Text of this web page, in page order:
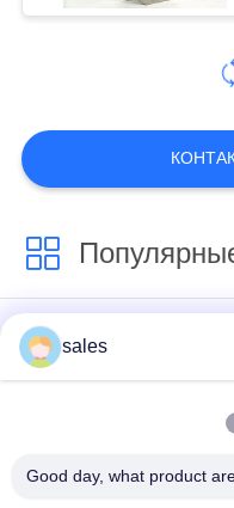
Четверть поворота
приводы
sales
Good day, what product